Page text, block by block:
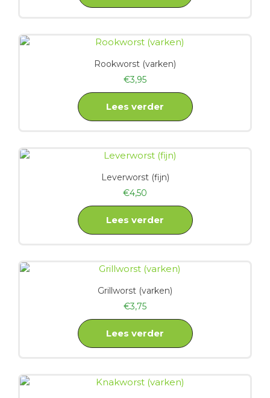
Rookworst (varken)
€3,95
Lees verder
Leverworst (fijn)
€4,50
Lees verder
Grillworst (varken)
€3,75
Lees verder